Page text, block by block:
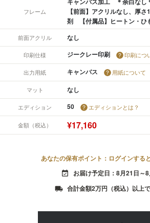
フレーム
【前面】アクリルなし、厚
剤 【付属品】ヒートン・ひ
前面アクリル なし
印刷仕様 ジークレー印刷 印刷につ
出力用紙 キャンバス 用紙について
マット なし
エディション 50 エディションとは？
金額（税込） ¥17,160
あなたの保有ポイント：ログインする
event_available お届け予定日：8月21日～
local_shipping 合計金額2万円（税込）以上